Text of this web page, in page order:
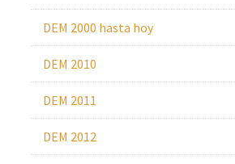
DEM 2000 hasta hoy
DEM 2010
DEM 2011
DEM 2012